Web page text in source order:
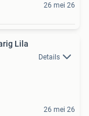
26 mei 26
Lila
Details
26 mei 26